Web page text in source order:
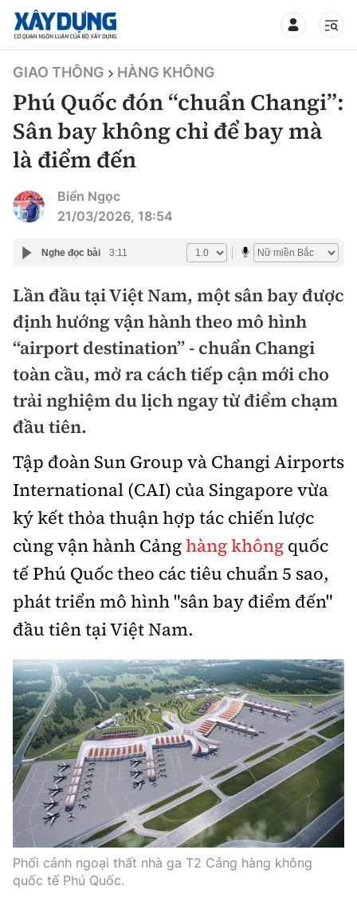
TIN BỘ XÂY DỰNG
CHUYÊN MỤC
Mới nhất
Thời sự
Chính trị
Xã hội
Chuyện dọc đường
Cải chính
Xây dựng
Chỉ đạo điều hành
Quy hoạch kiến trúc
Vật liệu xây dựng
Giám định chất lượng
Quản lý đô thị
Giao thông
Quản lý
Đường bộ
Hàng không
Đăng kiểm
Đường sắt tốc độ cao
Đường thủy
Hàng hải
Đường sắt đô thị
Nhà thầu
Mời thầu - Đấu thầu
Thi viết về GTVT
Kinh tế
Thị trường
Tài chính
Chứng khoán
Bảo hiểm
Doanh nghiệp
Thanh tra
An ninh hình sự
Điều tra
Pháp đình
Hỏi - Đáp
An toàn giao thông
Giao thông 24h
ATGT địa phương
Văn hóa giao thông
Lái xe an toàn
Chung tay vì ATGT
Gương sáng giao thông
Chất lượng sống
Giáo dục
Y tế
Lao động - Công đoàn
Văn hóa - Giải Trí
Văn hóa
Showbiz
Điện ảnh
Âm nhạc
Thể thao
Bóng đá
Bình luận
Hậu trường sao
360 độ thể thao
Công nghệ
Công nghệ mới
Sản phẩm mới
Tư vấn
Thế giới
Thời sự Quốc tế
Hồ sơ tài liệu
Thế giới giao thông
Thế giới xây dựng
Đi ++
Du lịch
Khám phá
Lối sống
Video
Thời sự
GIAO THÔNG HÀNG KHÔNG
Phú Quốc đón “chuẩn Changi”:
Sân bay không chỉ để bay mà
là điểm đến
Biển Ngọc
21/03/2026, 18:54
Nghe đọc bài 3:11
Lần đầu tại Việt Nam, một sân bay được
định hướng vận hành theo mô hình
“airport destination” - chuẩn Changi
toàn cầu, mở ra cách tiếp cận mới cho
trải nghiệm du lịch ngay từ điểm chạm
đầu tiên.
Tập đoàn Sun Group và Changi Airports
International (CAI) của Singapore vừa
ký kết thỏa thuận hợp tác chiến lược
cùng vận hành Cảnghàng không quốc
tế Phú Quốc theo các tiêu chuẩn 5 sao,
phát triển mô hình "sân bay điểm đến"
đầu tiên tại Việt Nam.
Phối cảnh ngoại thất nhà ga T2 Cảng hàng không
quốc tế Phú Quốc.